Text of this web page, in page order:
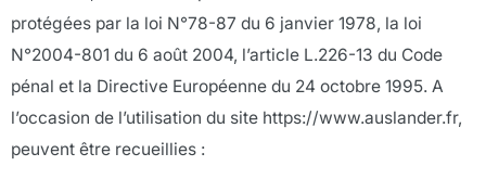
protégées par la loi N°78-87 du 6 janvier 1978, la loi
N°2004-801 du 6 août 2004, l’article L.226-13 du Code
pénal et la Directive Européenne du 24 octobre 1995. A
l’occasion de l’utilisation du site https://www.auslander.fr,
peuvent être recueillies :